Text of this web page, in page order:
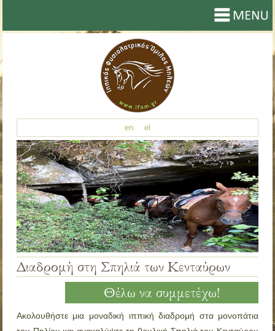
en el
Διαδρομή στη Σπηλιά των Κενταύρων
Θέλω να συμμετέχω!
Ακολουθήστε μια μοναδική ιππική διαδρομή στα μονοπάτια